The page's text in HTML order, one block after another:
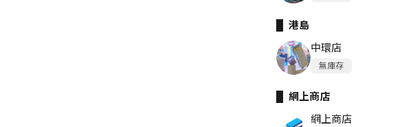
港島
中環店
無庫存
網上商店
網上商店